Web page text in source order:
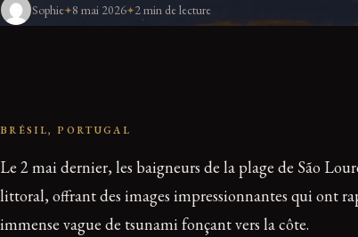
Sophie 8 mai 2026 2 min de lecture
BRÉSIL, PORTUGAL
Le 2 mai dernier, les baigneurs de la plage de São
littoral, offrant des images impressionnantes qui ont
immense vague de tsunami fonçant vers la côte.